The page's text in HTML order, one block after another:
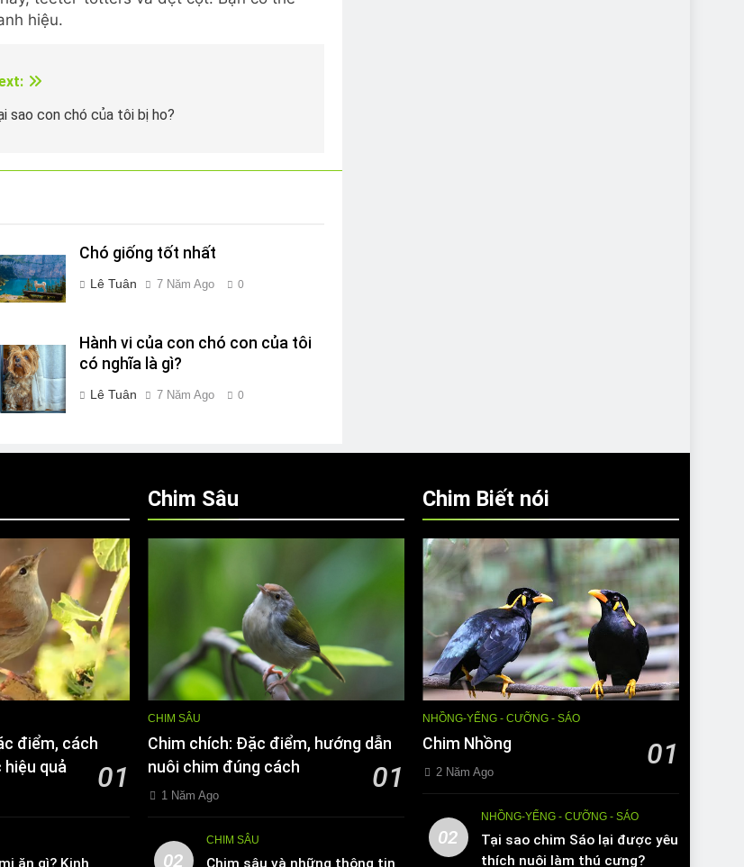
hiệu.
sao con chó của tôi bị ho?
Chó giống tốt nhất
Lê Tuân 7 Năm Ago 0
Hành vi của con chó con của tôi
có nghĩa là gì?
Lê Tuân 7 Năm Ago 0
điểm, cách
quả
01
ăn gì? Kinh
Chim Sâu
CHIM SÂU
Chim chích: Đặc điểm, hướng dẫn
nuôi chim đúng cách
01
1 Năm Ago
02
CHIM SÂU
Chim sâu và những thông tin
Chim Biết nói
NHỒNG-YỂNG - CƯỠNG - SÁO
Chim Nhồng 01
2 Năm Ago
02
NHỒNG-YỂNG - CƯỠNG - SÁO
Tại sao chim Sáo lại được yêu
thích nuôi làm thú cưng?